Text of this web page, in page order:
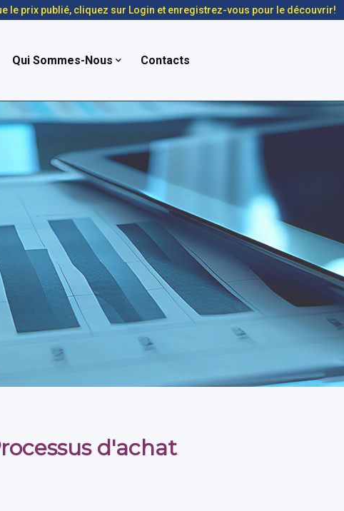
le prix publié, cliquez sur Login et enregistrez-vous pour le découvrir!
Qui Sommes-Nous Contacts
d'achat